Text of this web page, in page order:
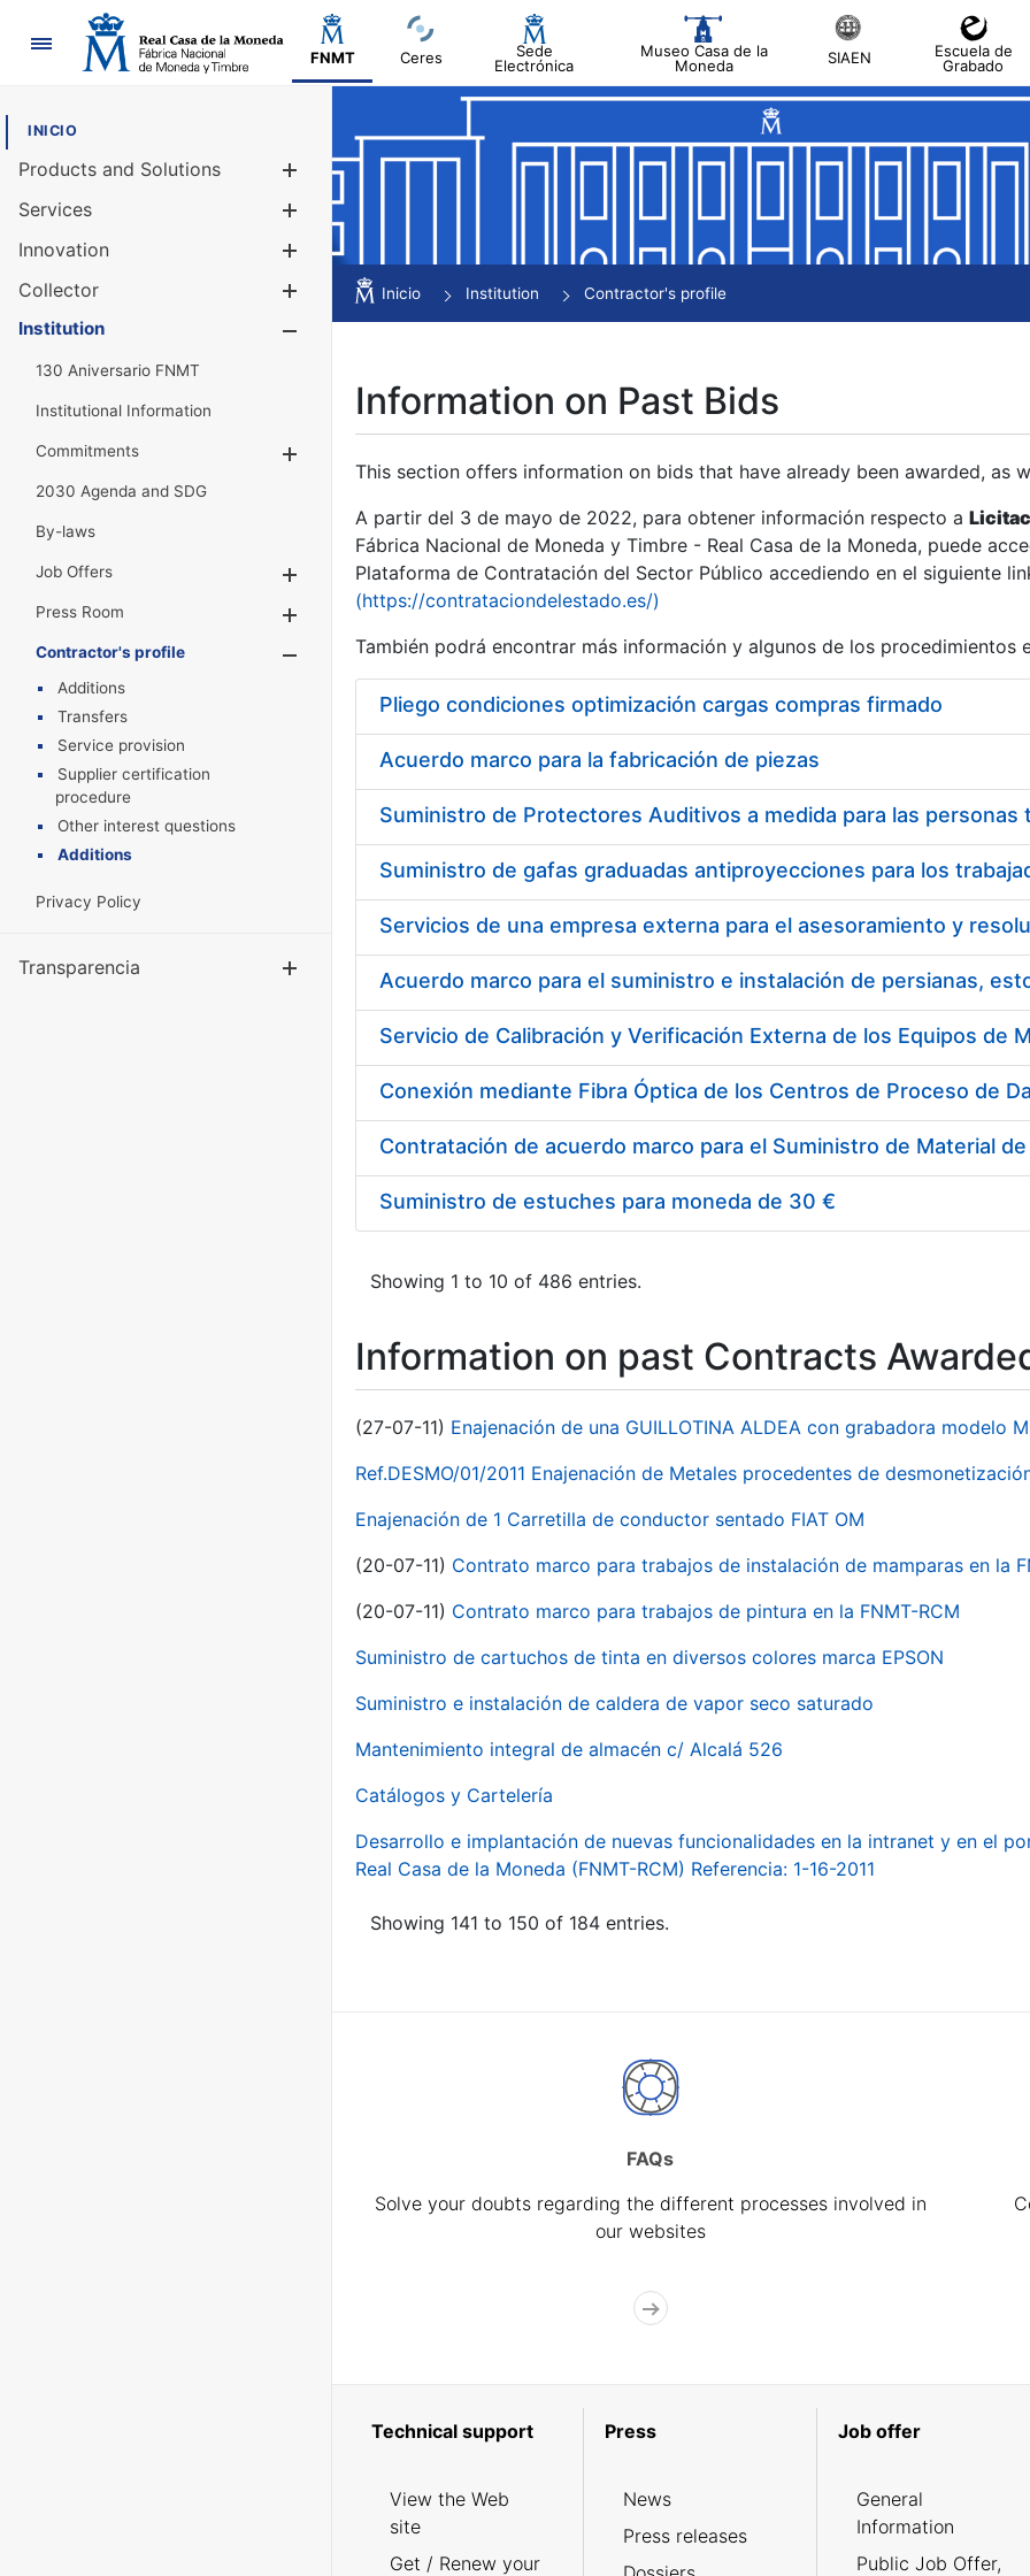
Navigation
FNMT Ceres
Sede
Electrónica
Museo Casa de la
Moneda
SIAEN
Escuela de
Grabado
INICIO
Products and Solutions
Services
Innovation
Collector
Show/Hide
Institution
130 Aniversario FNMT
Institutional Information
Commitments
2030 Agenda and SDG
By-laws
Job Offers
Show/Hide
Press Room
Show/Hide
Contractor's profile
Show/Hide
Additions
Transfers
Service provision
Supplier certification
procedure
Other interest questions
Additions
Privacy Policy
Transparencia Show/Hide
Inicio Institution Contractor's profile
Information on Past Bids
This section offers information on bids that have already been awarded, as
A partir del 3 de mayo de 2022, para obtener información respecto a
Fábrica Nacional de Moneda y Timbre - Real Casa de la Moneda, puede
Plataforma de Contratación del Sector Público accediendo en el siguiente
(https://contrataciondelestado.es/)
También podrá encontrar más información y algunos de los procedimientos
Pliego condiciones optimización cargas compras firmado
Acuerdo marco para la fabricación de piezas
Acuerdo marco para el suministro e instalación de persianas,
Suministro de estuches para moneda de 30 €
Showing 1 to 10 of 486 entries.
Information on past Contracts
(27-07-11) Enajenación de una GUILLOTINA ALDEA con grabadora modelo
Ref.DESMO/01/2011 Enajenación de Metales procedentes de
Enajenación de 1 Carretilla de conductor sentado FIAT OM
(20-07-11) Contrato marco para trabajos de instalación de mamparas en la
(20-07-11) Contrato marco para trabajos de pintura en la FNMT-RCM
Suministro de cartuchos de tinta en diversos colores marca EPSON
Suministro e instalación de caldera de vapor seco saturado
Mantenimiento integral de almacén c/ Alcalá 526
Catálogos y Cartelería
Desarrollo e implantación de nuevas funcionalidades en la intranet y en el
Real Casa de la Moneda (FNMT-RCM) Referencia: 1-16-2011
Showing 141 to 150 of 184 entries.
FAQs
Solve your doubts regarding the different processes involved in
our websites
Technical support
View the Web
site
Get / Renew your
Press
News
Press releases
Job offer
General
Information
Public Job Offer,